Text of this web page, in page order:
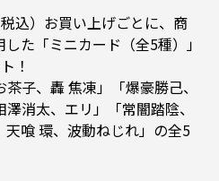
込）お買い上げごとに、商
た「ミニカード（全5種）」
！
子、轟 焦凍」「爆豪勝己、
消太、エリ」「常闇踏陰、
喰 環、波動ねじれ」の全5